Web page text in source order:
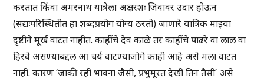
करतात किंवा अमरनाथ यात्रेला अक्षरशः जिवावर उदार होऊन
(सद्यःपरिस्थितीत हा शब्दप्रयोग योग्य ठरतो) जाणारे यात्रिक माझ्या
दृष्टीने मूर्ख वाटत नाहीत. काहींचे देव काळे तर काहींचे पांढरे वा लाल वा
हिरवे असण्याबद्दल आ चर्य वाटण्याजोगे काही आहे असे मला वाटत
नाही. कारण ‘जाकी रही भावना जैसी, प्रभुमूरत देखी तिन तैसी’ असे